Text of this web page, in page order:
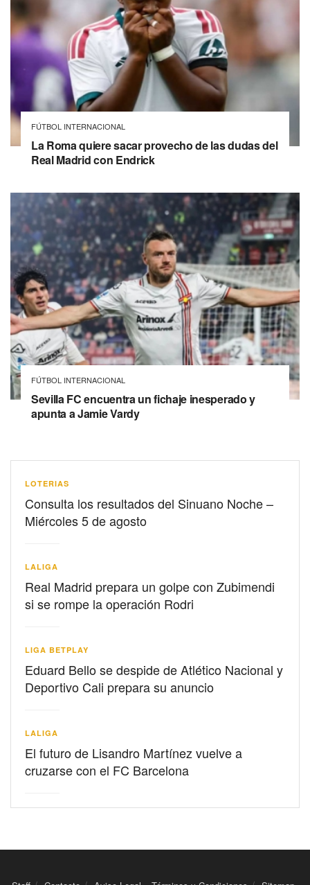
FÚTBOL INTERNACIONAL
La Roma quiere sacar provecho de las dudas del
Real Madrid con Endrick
FÚTBOL INTERNACIONAL
Sevilla FC encuentra un fichaje inesperado y
apunta a Jamie Vardy
LOTERIAS
Consulta los resultados del Sinuano Noche –
Miércoles 5 de agosto
LALIGA
Real Madrid prepara un golpe con Zubimendi
si se rompe la operación Rodri
LIGA BETPLAY
Eduard Bello se despide de Atlético Nacional y
Deportivo Cali prepara su anuncio
LALIGA
El futuro de Lisandro Martínez vuelve a
cruzarse con el FC Barcelona